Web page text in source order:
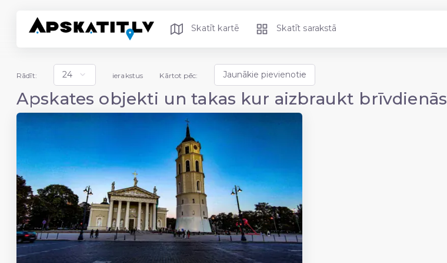
Skatīt kartē Skatīt sarakstā
Rādīt: ierakstus Kārtot pēc:
Apskates objekti un takas kur aizbraukt brīvdienās